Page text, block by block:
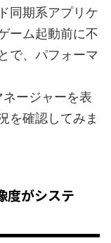
同期系アプリケ
ーム起動前に不
で、パフォーマ
ージャーを表
を確認してみま
度がシステ